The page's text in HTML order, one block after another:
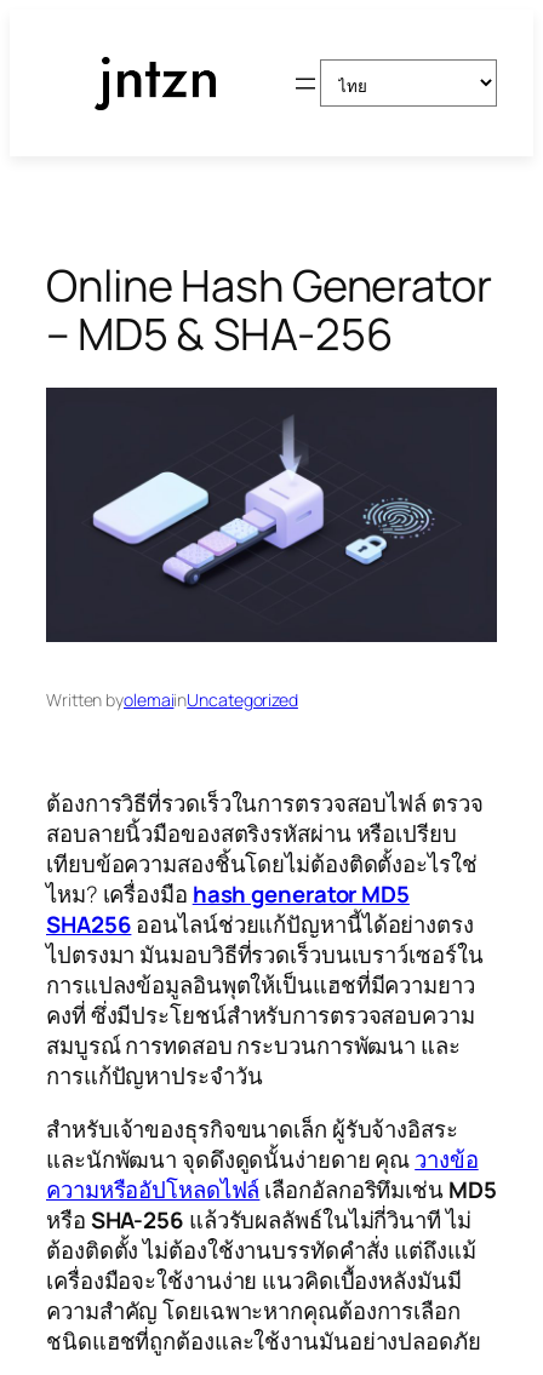
Choose
a
Online Hash Generator
– MD5 & SHA-256
Written byolemaiinUncategorized
ต้องการวิธีที่รวดเร็วในการตรวจสอบไฟล์ ตรวจ
สอบลายนิ้วมือของสตริงรหัสผ่าน หรือเปรียบ
เทียบข้อความสองชิ้นโดยไม่ต้องติดตั้งอะไรใช่
ไหม? เครื่องมือ hash generator MD5
SHA256ออนไลน์ช่วยแก้ปัญหานี้ได้อย่างตรง
ไปตรงมา มันมอบวิธีที่รวดเร็วบนเบราว์เซอร์ใน
การแปลงข้อมูลอินพุตให้เป็นแฮชที่มีความยาว
คงที่ ซึ่งมีประโยชน์สำหรับการตรวจสอบความ
สมบูรณ์ การทดสอบ กระบวนการพัฒนา และ
การแก้ปัญหาประจำวัน
สำหรับเจ้าของธุรกิจขนาดเล็ก ผู้รับจ้างอิสระ
และนักพัฒนา จุดดึงดูดนั้นง่ายดาย คุณวางข้อ
ความหรืออัปโหลดไฟล์ เลือกอัลกอริทึมเช่นMD5
หรือSHA-256 แล้วรับผลลัพธ์ในไม่กี่วินาที ไม่
ต้องติดตั้ง ไม่ต้องใช้งานบรรทัดคำสั่ง แต่ถึงแม้
เครื่องมือจะใช้งานง่าย แนวคิดเบื้องหลังมันมี
ความสำคัญ โดยเฉพาะหากคุณต้องการเลือก
ชนิดแฮชที่ถูกต้องและใช้งานมันอย่างปลอดภัย